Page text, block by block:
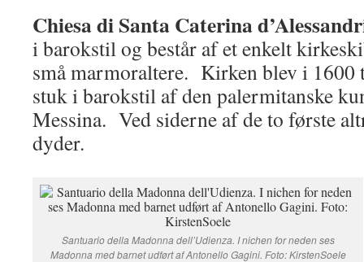
Chiesa di Santa Caterina
i barokstil og består af et enkelt
små marmoraltere. Kirken blev i 1600
stuk i barokstil af den palermitanske
Messina. Ved siderne af de to første
dyder.
Santuario della Madonna dell’Udienza. I nichen for neden ses
Madonna med barnet udført af Antonello Gagini. Foto: KirstenSoele